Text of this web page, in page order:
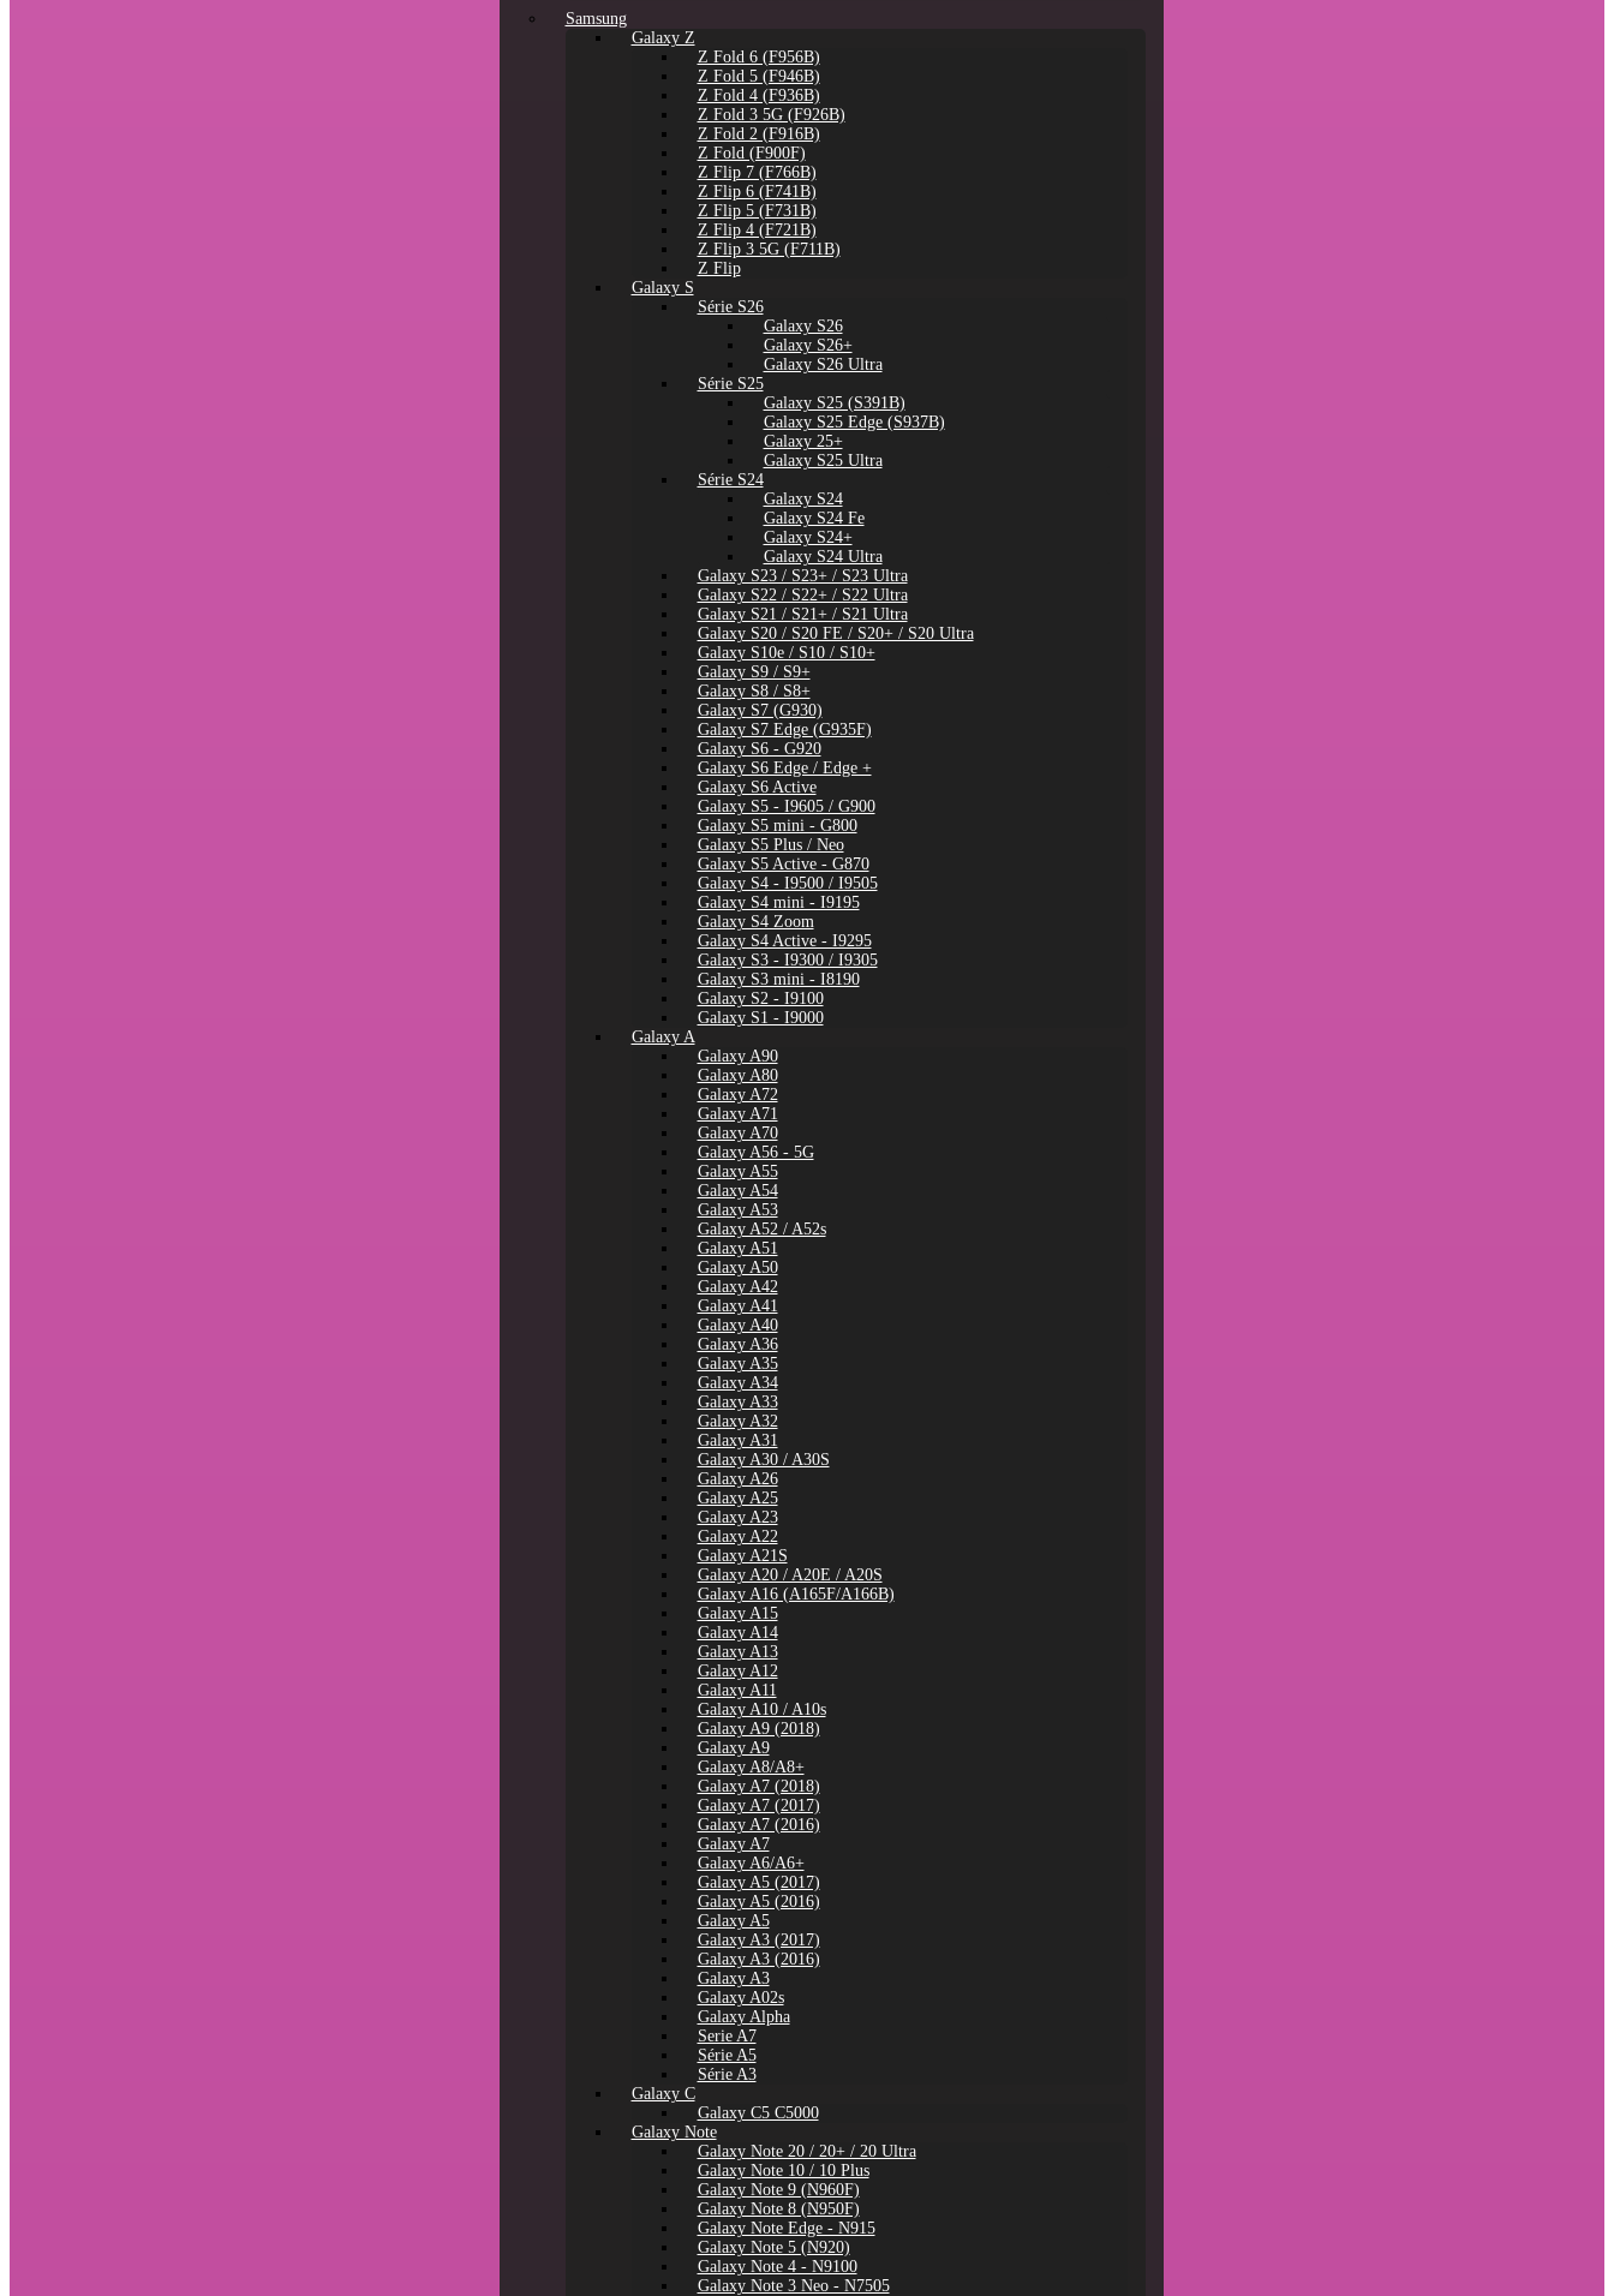
Samsung
Galaxy Z
Z Fold 6 (F956B)
Z Fold 5 (F946B)
Z Fold 4 (F936B)
Z Fold 3 5G (F926B)
Z Fold 2 (F916B)
Z Fold (F900F)
Z Flip 7 (F766B)
Z Flip 6 (F741B)
Z Flip 5 (F731B)
Z Flip 4 (F721B)
Z Flip 3 5G (F711B)
Z Flip
Galaxy S
Série S26
Galaxy S26
Galaxy S26+
Galaxy S26 Ultra
Série S25
Galaxy S25 (S391B)
Galaxy S25 Edge (S937B)
Galaxy 25+
Galaxy S25 Ultra
Série S24
Galaxy S24
Galaxy S24 Fe
Galaxy S24+
Galaxy S24 Ultra
Galaxy S23 / S23+ / S23 Ultra
Galaxy S22 / S22+ / S22 Ultra
Galaxy S21 / S21+ / S21 Ultra
Galaxy S20 / S20 FE / S20+ / S20 Ultra
Galaxy S10e / S10 / S10+
Galaxy S9 / S9+
Galaxy S8 / S8+
Galaxy S7 (G930)
Galaxy S7 Edge (G935F)
Galaxy S6 - G920
Galaxy S6 Edge / Edge +
Galaxy S6 Active
Galaxy S5 - I9605 / G900
Galaxy S5 mini - G800
Galaxy S5 Plus / Neo
Galaxy S5 Active - G870
Galaxy S4 - I9500 / I9505
Galaxy S4 mini - I9195
Galaxy S4 Zoom
Galaxy S4 Active - I9295
Galaxy S3 - I9300 / I9305
Galaxy S3 mini - I8190
Galaxy S2 - I9100
Galaxy S1 - I9000
Galaxy A
Galaxy A90
Galaxy A80
Galaxy A72
Galaxy A71
Galaxy A70
Galaxy A56 - 5G
Galaxy A55
Galaxy A54
Galaxy A53
Galaxy A52 / A52s
Galaxy A51
Galaxy A50
Galaxy A42
Galaxy A41
Galaxy A40
Galaxy A36
Galaxy A35
Galaxy A34
Galaxy A33
Galaxy A32
Galaxy A31
Galaxy A30 / A30S
Galaxy A26
Galaxy A25
Galaxy A23
Galaxy A22
Galaxy A21S
Galaxy A20 / A20E / A20S
Galaxy A16 (A165F/A166B)
Galaxy A15
Galaxy A14
Galaxy A13
Galaxy A12
Galaxy A11
Galaxy A10 / A10s
Galaxy A9 (2018)
Galaxy A9
Galaxy A8/A8+
Galaxy A7 (2018)
Galaxy A7 (2017)
Galaxy A7 (2016)
Galaxy A7
Galaxy A6/A6+
Galaxy A5 (2017)
Galaxy A5 (2016)
Galaxy A5
Galaxy A3 (2017)
Galaxy A3 (2016)
Galaxy A3
Galaxy A02s
Galaxy Alpha
Serie A7
Série A5
Série A3
Galaxy C
Galaxy C5 C5000
Galaxy Note
Galaxy Note 20 / 20+ / 20 Ultra
Galaxy Note 10 / 10 Plus
Galaxy Note 9 (N960F)
Galaxy Note 8 (N950F)
Galaxy Note Edge - N915
Galaxy Note 5 (N920)
Galaxy Note 4 - N9100
Galaxy Note 3 Neo - N7505